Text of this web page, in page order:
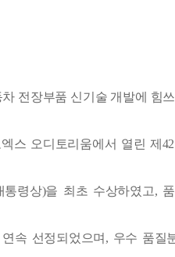
전장부품 신기술 개발에 힘
스 오디토리움에서 열린 제 42
통령상)을 최초 수상하였고,
속 선정되었으며 , 우수 품질